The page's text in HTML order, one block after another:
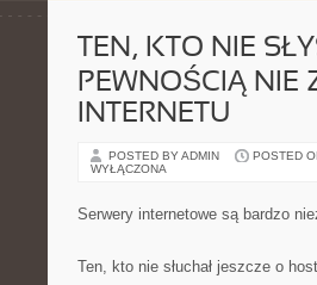
TEN, KTO NIE
PEWNOŚCIĄ NIE
INTERNETU
POSTED BY ADMIN POSTED
WYŁĄCZONA
Serwery internetowe są bardzo
Ten, kto nie słuchał jeszcze o